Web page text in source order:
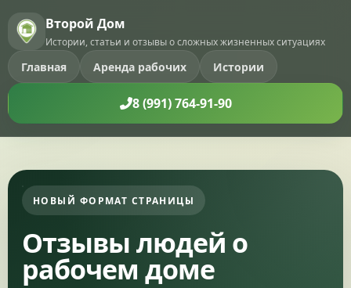
Второй Дом
Истории, статьи и отзывы о сложных жизненных ситуациях
Главная Аренда рабочих Истории
8 (991) 764-91-90
НОВЫЙ ФОРМАТ СТРАНИЦЫ
Отзывы людей о
рабочем доме